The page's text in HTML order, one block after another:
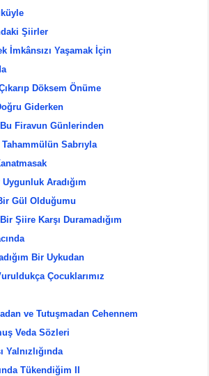
Şiirler
İmkânsızı Yaşamak İçin
Döksem Önüme
Giderken
Firavun Günlerinden
Sabrıyla
Aradığım
Gül Olduğumu
Şiire Karşı Duramadığım
Bir Uykudan
Çocuklarımız
ve Tutuşmadan Cehennem
Veda Sözleri
Yalnızlığında
Tükendiğim II